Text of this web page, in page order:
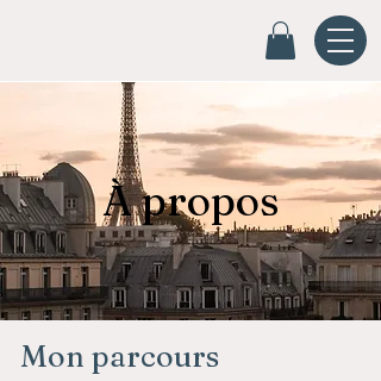
À propos
Mon parcours